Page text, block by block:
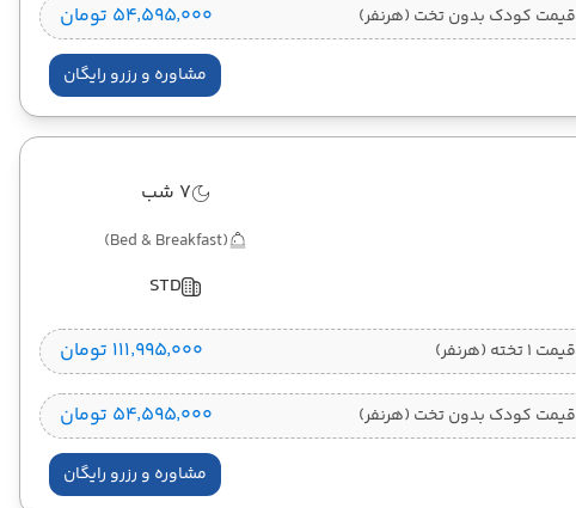
قیمت کودک بدون تخت (هرنفر) ۵۴٬۵۹۵٬۰۰۰ تومان
مشاوره و رزرو رایگان
7 شب
(Bed & Breakfast)
STD
قیمت 1 تخته (هرنفر) ۱۱۱٬۹۹۵٬۰۰۰ تومان
قیمت کودک بدون تخت (هرنفر) ۵۴٬۵۹۵٬۰۰۰ تومان
مشاوره و رزرو رایگان